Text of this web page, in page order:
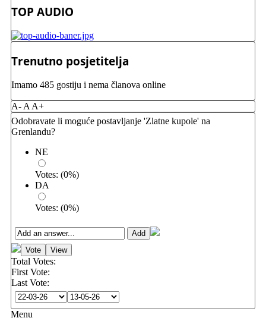
TOP AUDIO
Trenutno posjetitelja
Imamo 485 gostiju i nema članova online
A- A A+
Odobravate li moguće postavljanje 'Zlatne kupole' na
Grenlandu?
NE
Votes: (0%)
DA
Votes: (0%)
Total Votes:
First Vote:
Last Vote:
Menu